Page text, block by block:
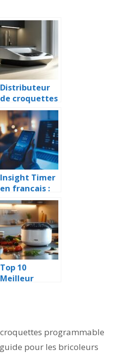
Distributeur
de croquettes
programmabl
e fait maison :
notre guide
pour les
bricoleurs
Insight Timer
en francais :
Guide
complet pour
debuter la
meditation
guidee
Top 10
Meilleur
nettoyage
efficace
programmable
pour les bricoleurs